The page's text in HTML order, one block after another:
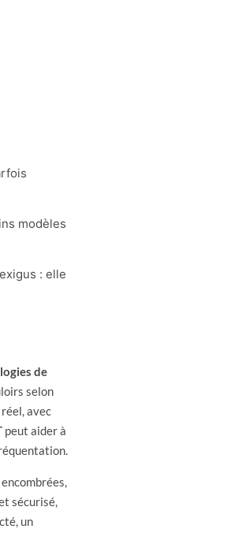
modèles
: elle
de
selon
avec
peut aider à
sécurisé,
un